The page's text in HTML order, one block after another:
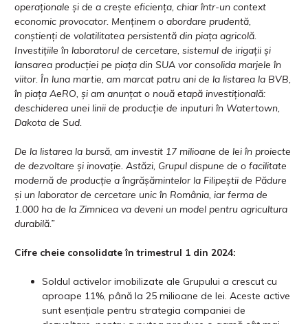
operaționale și de a crește eficiența, chiar într-un context
economic provocator. Menținem o abordare prudentă,
conștienți de volatilitatea persistentă din piața agricolă.
Investițiile în laboratorul de cercetare, sistemul de irigații și
lansarea producției pe piața din SUA vor consolida marjele în
viitor. În luna martie, am marcat patru ani de la listarea la BVB,
în piața AeRO, și am anunțat o nouă etapă investițională:
deschiderea unei linii de producție de inputuri în Watertown,
Dakota de Sud.
De la listarea la bursă, am investit 17 milioane de lei în proiecte
de dezvoltare și inovație. Astăzi, Grupul dispune de o facilitate
modernă de producție a îngrășămintelor la Filipeștii de Pădure
și un laborator de cercetare unic în România, iar ferma de
1.000 ha de la Zimnicea va deveni un model pentru agricultura
durabilă.”
Cifre cheie consolidate în trimestrul 1 din 2024:
Soldul activelor imobilizate ale Grupului a crescut cu
aproape 11%, până la 25 milioane de lei. Aceste active
sunt esențiale pentru strategia companiei de